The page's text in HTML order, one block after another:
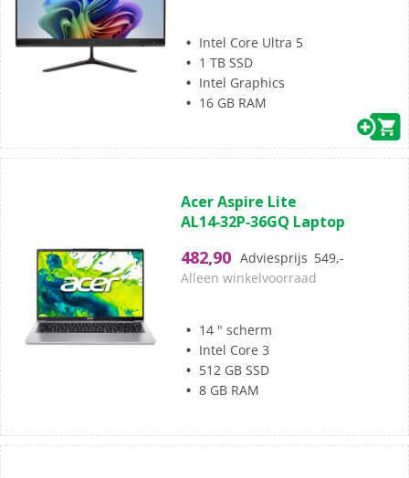
Intel Core Ultra 5
1 TB SSD
Intel Graphics
16 GB RAM
van
de
sterren.
Acer Aspire Lite
AL14‑32P‑36GQ Laptop
482,90 Adviesprijs 549,-
Alleen winkelvoorraad
14 " scherm
Intel Core 3
512 GB SSD
8 GB RAM